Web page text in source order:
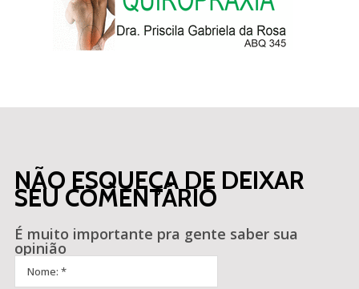
NÃO ESQUEÇA DE DEIXAR
SEU COMENTÁRIO
É muito importante pra gente saber sua
opinião